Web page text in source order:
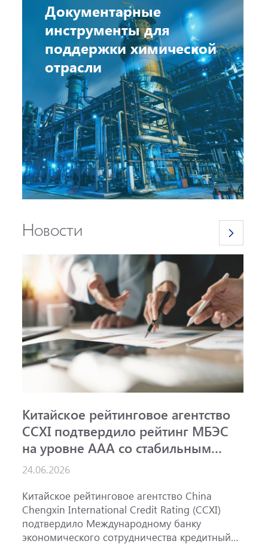
Документарные
инструменты для
поддержки химической
отрасли
Новости
Китайское рейтинговое агентство
CCXI подтвердило рейтинг МБЭС
на уровне AAA со стабильным
прогнозом
24.06.2026
Китайское рейтинговое агентство China
Chengxin International Credit Rating (CCXI)
подтвердило Международному банку
экономического сотрудничества кредитный